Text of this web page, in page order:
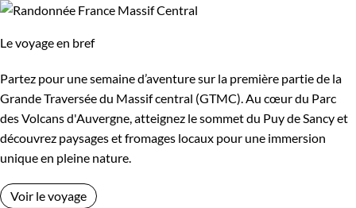
Le voyage en bref
Partez pour une semaine d’aventure sur la première partie de la
Grande Traversée du Massif central (GTMC). Au cœur du Parc
des Volcans d'Auvergne, atteignez le sommet du Puy de Sancy et
découvrez paysages et fromages locaux pour une immersion
unique en pleine nature.
Voir le voyage